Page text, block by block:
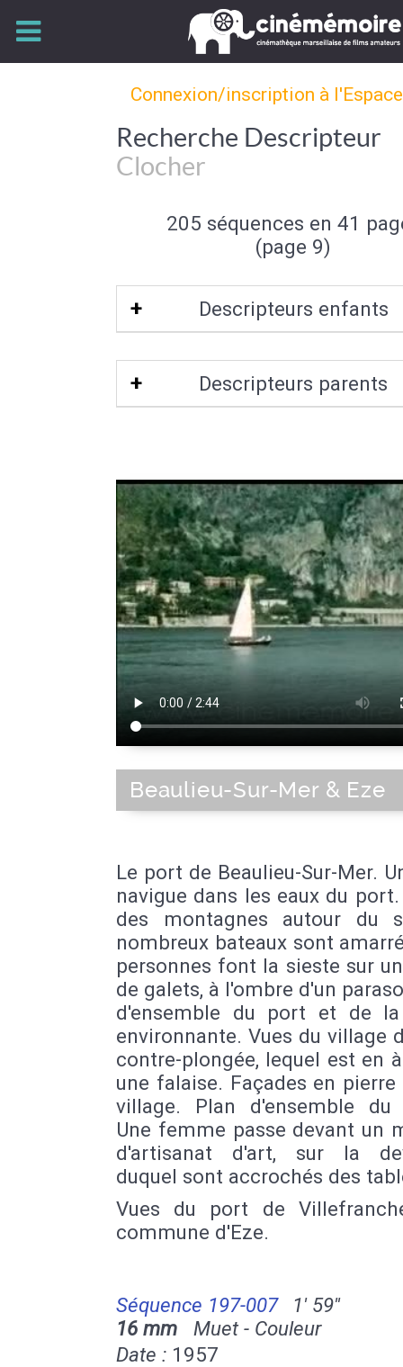
Connexion/inscription à
Recherche Descripteur
Clocher
205 séquences en 41
(page 9)
Descripteurs enfants
Cloche
Descripteurs parents
Beaulieu-Sur-Mer & Eze
Le port de Beaulieu-Sur-Mer.
navigue dans les eaux du
des montagnes autour du
nombreux bateaux sont
personnes font la sieste sur
de galets, à l'ombre d'un
d'ensemble du port et de
environnante. Vues du village
contre-plongée, lequel est en
une falaise. Façades en
village. Plan d'ensemble du
Une femme passe devant un
d'artisanat d'art, sur la
duquel sont accrochés des
Vues du port de
commune d'Eze.
Séquence 197-007
1' 59''
16 mm Muet - Couleur
Date : 1957